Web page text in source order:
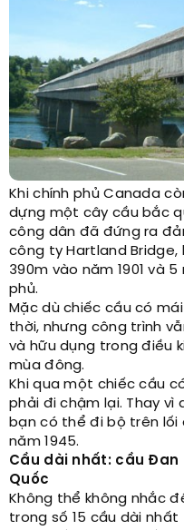
Khi chính phủ Canada
dựng một cây cầu bắc
công dân đã đứng ra
công ty Hartland
390m vào năm 1901 và
phủ.
Mặc dù chiếc cầu có
thời, nhưng công trình
và hữu dụng trong điều
mùa đông.
Khi qua một chiếc cầu
phải đi chậm lại. Thay vì
bạn có thể đi bộ trên
năm 1945.
Cầu dài nhất: cầu Đan
Quốc
Không thể không nhắc
trong số 15 cầu dài